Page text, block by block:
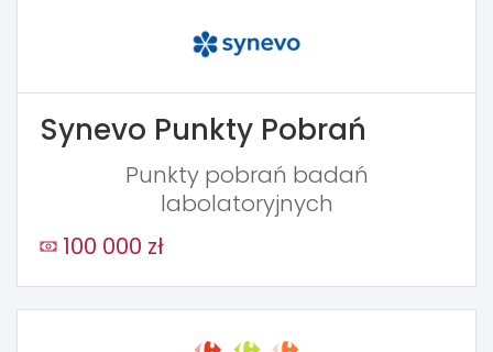
Synevo Punkty Pobrań
Punkty pobrań badań
labolatoryjnych
100 000 zł